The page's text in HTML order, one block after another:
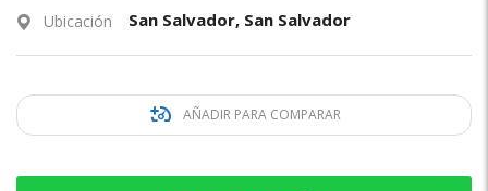
Ubicación San Salvador, San Salvador
AÑADIR PARA COMPARAR